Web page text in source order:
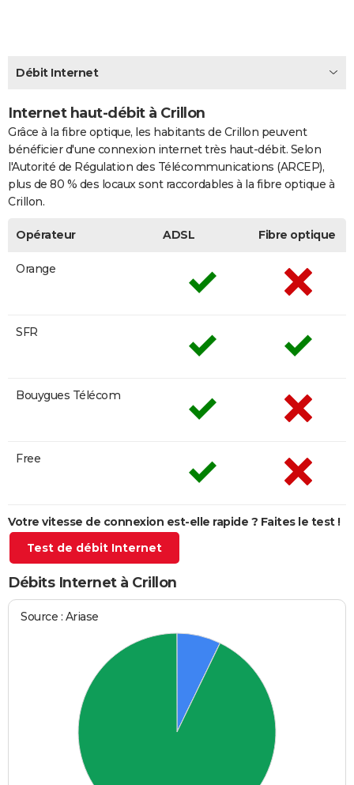
CARTE DE VOEUX
Carte de Noël
Carte Bonne année
Carte Saint-Valentin
Carte Pâques
Carte d'anniversaire
DICTIONNAIRE
PROGRAMME TV
S'inscrire
Se connecter
Lycées
Collèges
Primaires
Universités
Entreprises
Service militaire
Avis de recherche
AVIS DE DÉCÈS
FORUM
Débit Internet
Internet haut-débit à Crillon
Grâce à la fibre optique, les habitants de Crillon peuvent
bénéficier d'une connexion internet très haut-débit. Selon
l'Autorité de Régulation des Télécommunications (ARCEP),
plus de 80 % des locaux sont raccordables à la fibre optique à
Crillon.
Opérateur ADSL Fibre optique
Orange
SFR
Bouygues Télécom
Free
Votre vitesse de connexion est-elle rapide ? Faites le test !
Test de débit Internet
Débits Internet à Crillon
Source : Ariase